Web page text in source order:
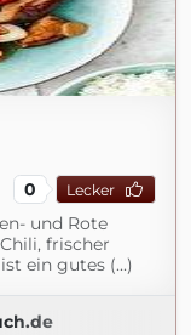
0 Lecker
und Rote
frischer
ein gutes (...)